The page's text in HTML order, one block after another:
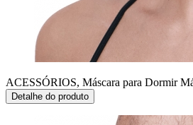
ACESSÓRIOS, Máscara para Dormir
Detalhe do produto